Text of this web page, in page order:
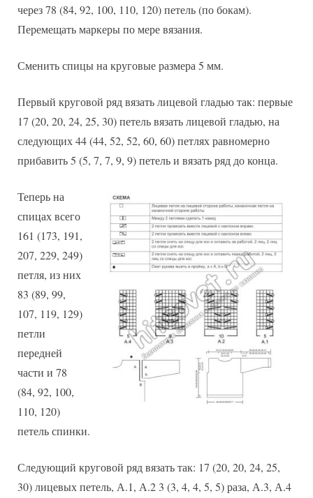
через 78 (84, 92, 100, 110, 120) петель (по бокам).
Перемещать маркеры по мере вязания.
Сменить спицы на круговые размера 5 мм.
Первый круговой ряд вязать лицевой гладью так: первые
17 (20, 20, 24, 25, 30) петель вязать лицевой гладью, на
следующих 44 (44, 52, 52, 60, 60) петлях равномерно
прибавить 5 (5, 7, 7, 9, 9) петель и вязать ряд до конца.
Теперь на
спицах всего
161 (173, 191,
207, 229, 249)
петля, из них
83 (89, 99,
107, 119, 129)
петли
передней
части и 78
(84, 92, 100,
110, 120)
петель спинки.
Следующий круговой ряд вязать так: 17 (20, 20, 24, 25,
30) лицевых петель, А.1, А.2 3 (3, 4, 4, 5, 5) раза, А.3, А.4